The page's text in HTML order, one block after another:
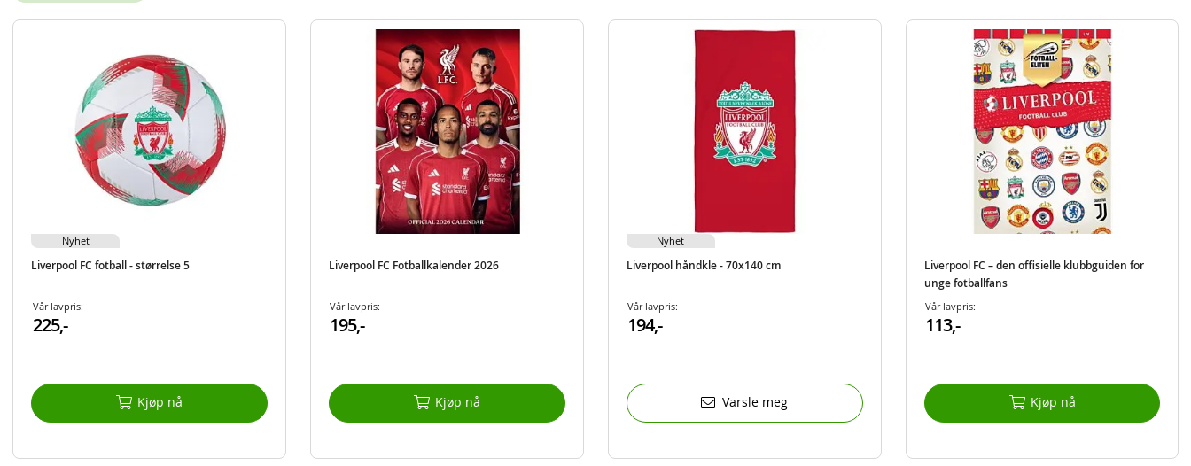
Liverpool FC fotball - størrelse 5
Vår lavpris:
225,-
Kjøp nå
Nyhet
Liverpool FC Fotballkalender 2026
Vår lavpris:
195,-
Kjøp nå
Liverpool håndkle - 70x140 cm
Vår lavpris:
194,-
Varsle meg
Nyhet
Liverpool FC – den offisielle klubbguiden for
unge fotballfans
Vår lavpris:
113,-
Kjøp nå